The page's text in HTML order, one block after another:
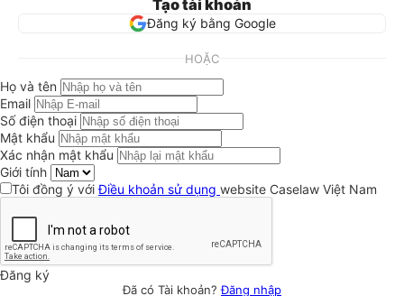
Tạo tài khoản
Đăng ký bằng Google
HOẶC
Họ và tên
Email
Số điện thoại
Mật khẩu
Xác nhận mật khẩu
Giới tính
Tôi đồng ý vớiĐiều khoản sử dụng website Caselaw Việt Nam
Đăng ký
Đã có Tài khoản?Đăng nhập